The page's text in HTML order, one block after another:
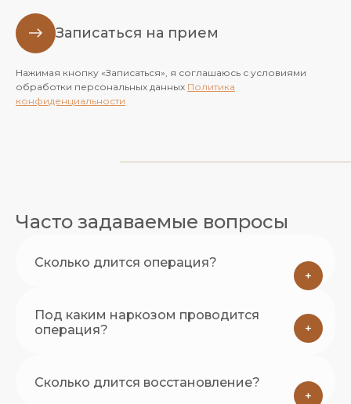
Записаться на прием
Нажимая кнопку «Записаться», я соглашаюсь с условиями
обработки персональных данных Политика
конфиденциальности
Часто задаваемые вопросы
Сколько длится операция?
+
Под каким наркозом проводится
операция?
+
Сколько длится восстановление?
+